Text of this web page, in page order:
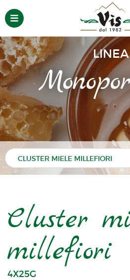
LINEA
Cluster
millefiori
4X25G